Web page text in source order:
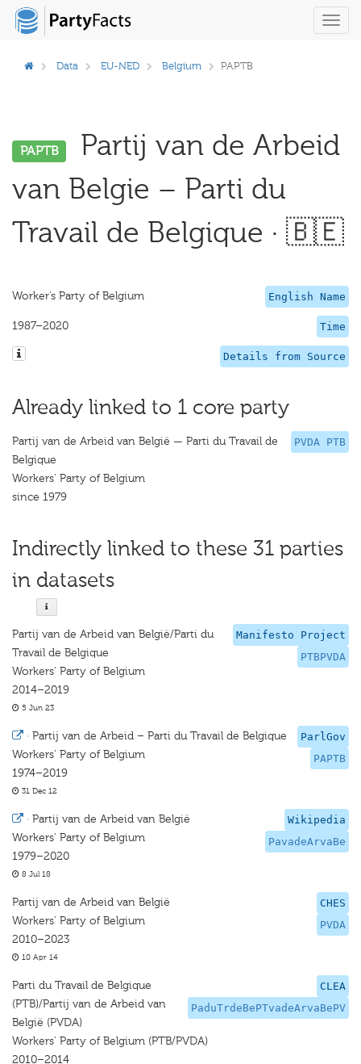
Data EU-NED Belgium PAPTB
PAPTB
Partij van de Arbeid
van Belgie – Parti du
Travail de Belgique · 🇧🇪
English Name
Worker’s Party of Belgium
Time
1987–2020
Details from Source
Already linked to 1 core party
PVDA PTB
Partij van de Arbeid van België — Parti du Travail de
Belgique
Workers' Party of Belgium
since 1979
Indirectly linked to these 31 parties
in datasets
Manifesto Project
PTBPVDA
Partij van de Arbeid van België/Parti du
Travail de Belgique
Workers' Party of Belgium
2014–2019
5 Jun 23
ParlGov
PAPTB
· Partij van de Arbeid – Parti du Travail de Belgique
Workers' Party of Belgium
1974–2019
31 Dec 12
Wikipedia
PavadeArvaBe
· Partij van de Arbeid van België
Workers' Party of Belgium
1979–2020
8 Jul 18
CHES
PVDA
Partij van de Arbeid van België
Workers’ Party of Belgium
2010–2023
10 Apr 14
CLEA
PaduTrdeBePTvadeArvaBePV
Parti du Travail de Belgique
(PTB)/Partij van de Arbeid van
België (PVDA)
Workers' Party of Belgium (PTB/PVDA)
2010–2014